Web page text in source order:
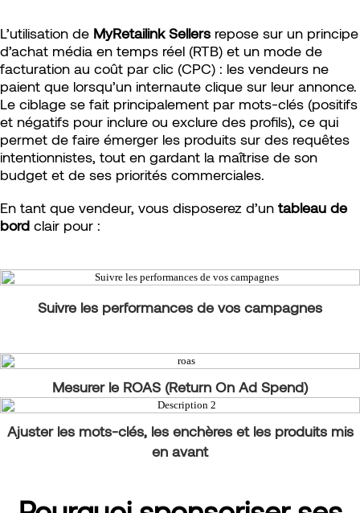
L’utilisation de MyRetailink Sellers repose sur un principe
d’achat média en temps réel (RTB) et un mode de
facturation au coût par clic (CPC) : les vendeurs ne
paient que lorsqu’un internaute clique sur leur annonce.
Le ciblage se fait principalement par mots-clés (positifs
et négatifs pour inclure ou exclure des profils), ce qui
permet de faire émerger les produits sur des requêtes
intentionnistes, tout en gardant la maîtrise de son
budget et de ses priorités commerciales.
En tant que vendeur, vous disposerez d’un tableau de
bord clair pour :
Suivre les performances de vos campagnes
Mesurer le ROAS (Return On Ad Spend)
Ajuster les mots-clés, les enchères et les produits mis
en avant